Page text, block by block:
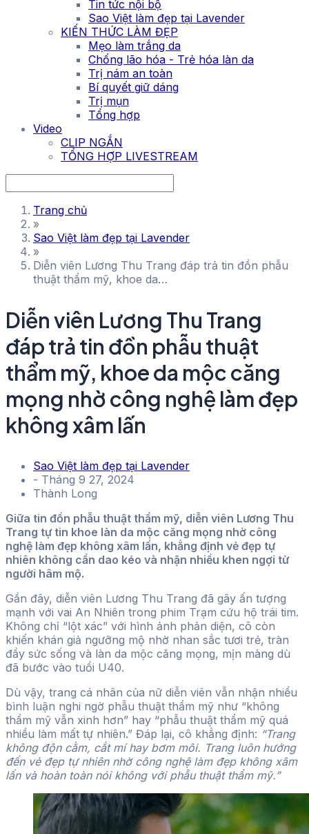
Tin tức nội bộ
Sao Việt làm đẹp tại Lavender
KIẾN THỨC LÀM ĐẸP
Mẹo làm trắng da
Chống lão hóa - Trẻ hóa làn da
Trị nám an toàn
Bí quyết giữ dáng
Trị mụn
Tổng hợp
Video
CLIP NGẮN
TỔNG HỢP LIVESTREAM
Trang chủ
»
Sao Việt làm đẹp tại Lavender
»
Diễn viên Lương Thu Trang đáp trả tin đồn phẫu
thuật thẩm mỹ, khoe da…
Diễn viên Lương Thu Trang
đáp trả tin đồn phẫu thuật
thẩm mỹ, khoe da mộc căng
mọng nhờ công nghệ làm đẹp
không xâm lấn
Sao Việt làm đẹp tại Lavender
- Tháng 9 27, 2024
Thành Long
Giữa tin đồn phẫu thuật thẩm mỹ, diễn viên Lương Thu
Trang tự tin khoe làn da mộc căng mọng nhờ công
nghệ làm đẹp không xâm lấn, khẳng định vẻ đẹp tự
nhiên không cần dao kéo và nhận nhiều khen ngợi từ
người hâm mộ.
Gần đây, diễn viên Lương Thu Trang đã gây ấn tượng
mạnh với vai An Nhiên trong phim Trạm cứu hộ trái tim.
Không chỉ “lột xác” với hình ảnh phản diện, cô còn
khiến khán giả ngưỡng mộ nhờ nhan sắc tươi trẻ, tràn
đầy sức sống và làn da mộc căng mọng, mịn màng dù
đã bước vào tuổi U40.
Dù vậy, trang cá nhân của nữ diễn viên vẫn nhận nhiều
bình luận nghi ngờ phẫu thuật thẩm mỹ như “không
thẩm mỹ vẫn xinh hơn” hay “phẫu thuật thẩm mỹ quá
nhiều làm mất tự nhiên.” Đáp lại, cô khẳng định: “Trang
không độn cằm, cắt mí hay bơm môi. Trang luôn hướng
đến vẻ đẹp tự nhiên nhờ công nghệ làm đẹp không xâm
lấn và hoàn toàn nói không với phẫu thuật thẩm mỹ.”